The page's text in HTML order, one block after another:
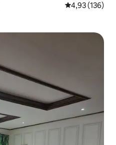
4,93 de uma
4,93 (136)